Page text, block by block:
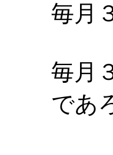
毎月
毎月
であ